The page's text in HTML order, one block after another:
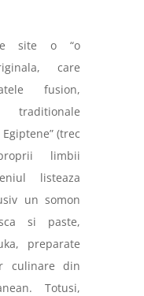
site o “o
care
fusion,
(trec
limbii
listeaza
un somon
si paste,
preparate
culinare din
Totusi,